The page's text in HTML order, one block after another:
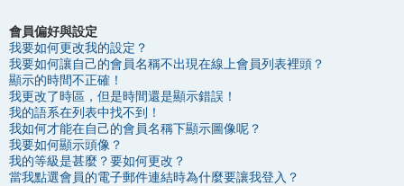
會員偏好與設定
我要如何更改我的設定？
我要如何讓自己的會員名稱不出現在線上會員列表裡頭？
顯示的時間不正確！
我更改了時區，但是時間還是顯示錯誤！
我的語系在列表中找不到！
我如何才能在自己的會員名稱下顯示圖像呢？
我要如何顯示頭像？
我的等級是甚麼？要如何更改？
當我點選會員的電子郵件連結時為什麼要讓我登入？